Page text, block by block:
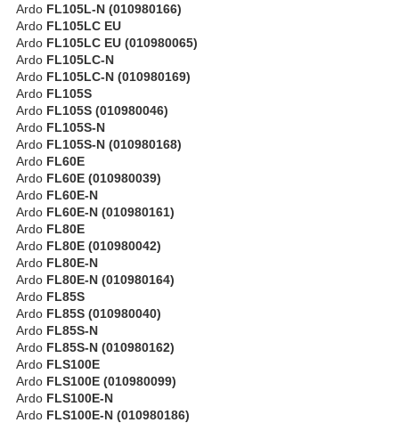
Ardo FL105L-N (010980166)
Ardo FL105LC EU
Ardo FL105LC EU (010980065)
Ardo FL105LC-N
Ardo FL105LC-N (010980169)
Ardo FL105S
Ardo FL105S (010980046)
Ardo FL105S-N
Ardo FL105S-N (010980168)
Ardo FL60E
Ardo FL60E (010980039)
Ardo FL60E-N
Ardo FL60E-N (010980161)
Ardo FL80E
Ardo FL80E (010980042)
Ardo FL80E-N
Ardo FL80E-N (010980164)
Ardo FL85S
Ardo FL85S (010980040)
Ardo FL85S-N
Ardo FL85S-N (010980162)
Ardo FLS100E
Ardo FLS100E (010980099)
Ardo FLS100E-N
Ardo FLS100E-N (010980186)